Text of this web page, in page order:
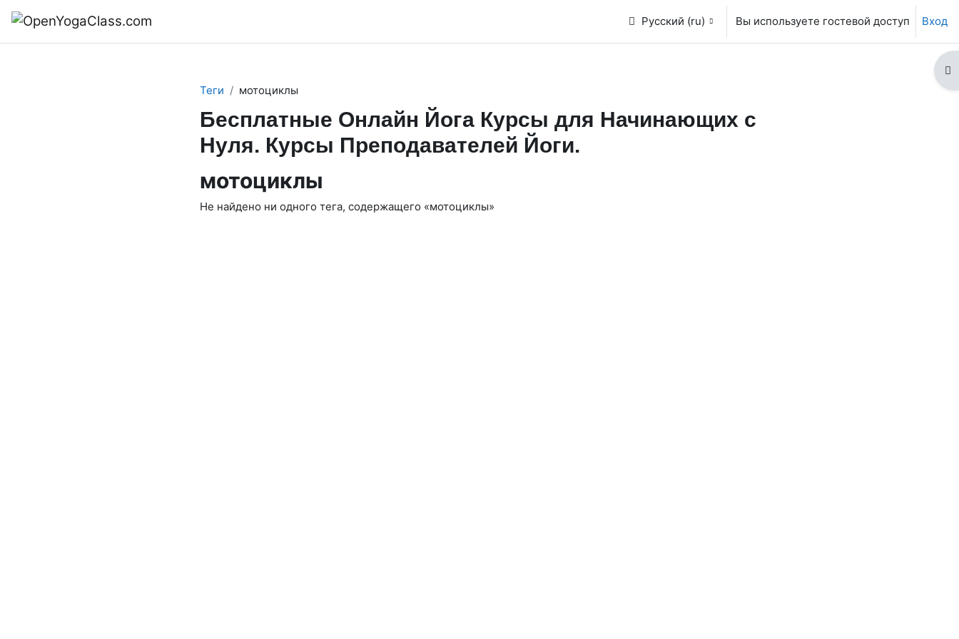
Русский ‎(ru)‎ Вы используете гостевой доступ Вход
Теги
мотоциклы
Бесплатные Онлайн Йога Курсы для Начинающих с
Нуля. Курсы Преподавателей Йоги.
мотоциклы
Не найдено ни одного тега, содержащего «мотоциклы»